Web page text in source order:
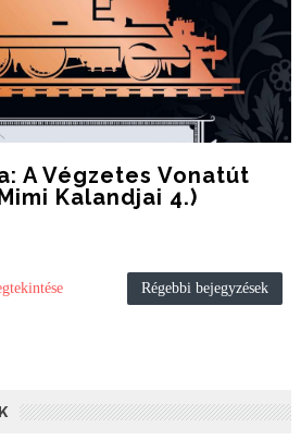
A ​végzetes Vonatút
Kalandjai 4.)
Régebbi bejegyzések